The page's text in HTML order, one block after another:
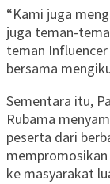
“Kami juga
juga teman-
teman
bersama
Sementara itu,
Rubama
peserta dari
mempromosikan
ke masyarakat